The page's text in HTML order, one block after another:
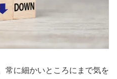
常に細かいところにまで気を